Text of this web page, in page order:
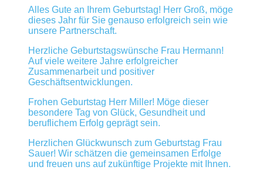
Alles Gute an Ihrem Geburtstag! Herr Groß, möge
dieses Jahr für Sie genauso erfolgreich sein wie
unsere Partnerschaft.
Herzliche Geburtstagswünsche Frau Hermann!
Auf viele weitere Jahre erfolgreicher
Zusammenarbeit und positiver
Geschäftsentwicklungen.
Frohen Geburtstag Herr Miller! Möge dieser
besondere Tag von Glück, Gesundheit und
beruflichem Erfolg geprägt sein.
Herzlichen Glückwunsch zum Geburtstag Frau
Sauer! Wir schätzen die gemeinsamen Erfolge
und freuen uns auf zukünftige Projekte mit Ihnen.